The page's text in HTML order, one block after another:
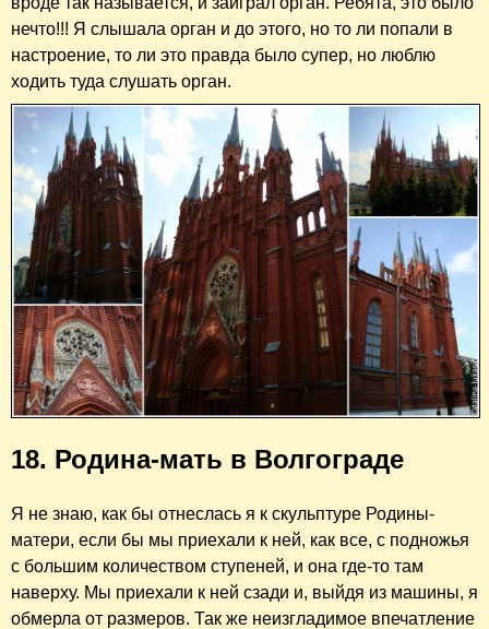
нечто!!! Я слышала орган и до этого, но то ли попали в
настроение, то ли это правда было супер, но люблю
ходить туда слушать орган.
18. Родина-мать в Волгограде
Я не знаю, как бы отнеслась я к скульптуре Родины-
матери, если бы мы приехали к ней, как все, с подножья
с большим количеством ступеней, и она где-то там
наверху. Мы приехали к ней сзади и, выйдя из машины, я
обмерла от размеров. Так же неизгладимое впечатление